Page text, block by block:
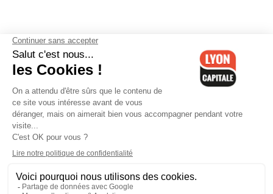
Contactez-nous-Mentions légales-CGV-Politique de